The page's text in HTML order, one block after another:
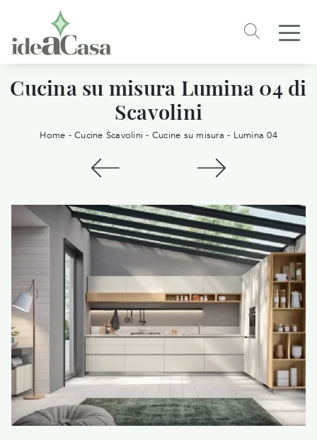
Cucina su misura Lumina 04 di
Scavolini
Home - Cucine Scavolini - Cucine su misura - Lumina 04